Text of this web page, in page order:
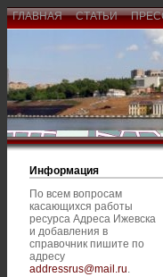
ГЛАВНАЯ СТАТЬИ
Информация
По всем вопросам
касающихся работы
ресурса Адреса Ижевска
и добавления в
справочник пишите по
адресу
addressrus@mail.ru.